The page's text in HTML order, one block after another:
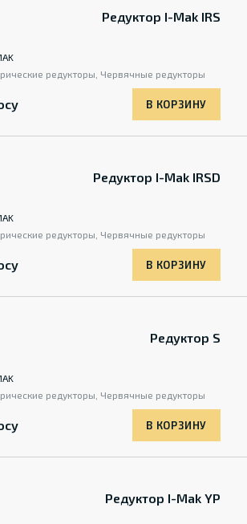
Редуктор I-Mak IRS
редукторы, Червячные редукторы
В КОРЗИНУ
Редуктор I-Mak IRSD
редукторы, Червячные редукторы
В КОРЗИНУ
Редуктор S
редукторы, Червячные редукторы
В КОРЗИНУ
Редуктор I-Mak YP